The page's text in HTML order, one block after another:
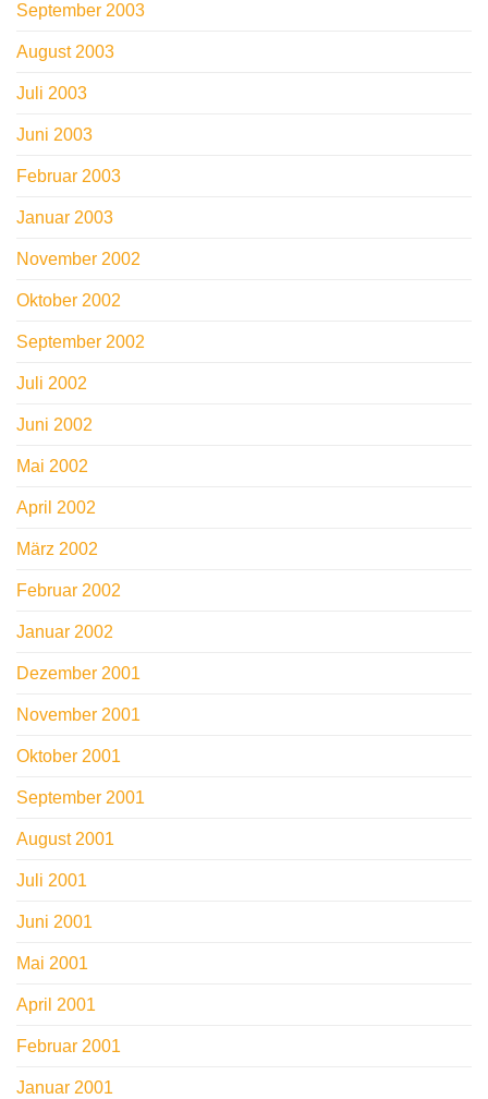
September 2003
August 2003
Juli 2003
Juni 2003
Februar 2003
Januar 2003
November 2002
Oktober 2002
September 2002
Juli 2002
Juni 2002
Mai 2002
April 2002
März 2002
Februar 2002
Januar 2002
Dezember 2001
November 2001
Oktober 2001
September 2001
August 2001
Juli 2001
Juni 2001
Mai 2001
April 2001
Februar 2001
Januar 2001